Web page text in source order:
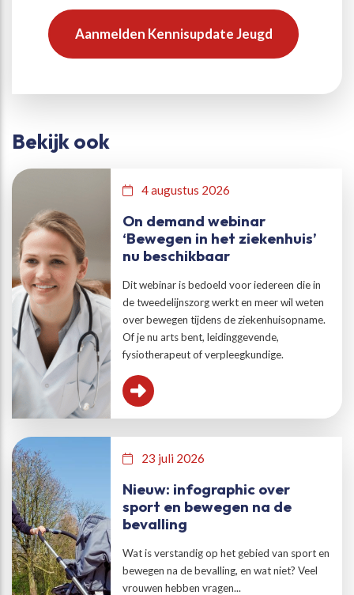
Aanmelden Kennisupdate Jeugd
Bekijk ook
4 augustus 2026
On demand webinar
‘Bewegen in het ziekenhuis’
nu beschikbaar
Dit webinar is bedoeld voor iedereen die in
de tweedelijnszorg werkt en meer wil weten
over bewegen tijdens de ziekenhuisopname.
Of je nu arts bent, leidinggevende,
fysiotherapeut of verpleegkundige.
23 juli 2026
Nieuw: infographic over
sport en bewegen na de
bevalling
Wat is verstandig op het gebied van sport en
bewegen na de bevalling, en wat niet? Veel
vrouwen hebben vragen...